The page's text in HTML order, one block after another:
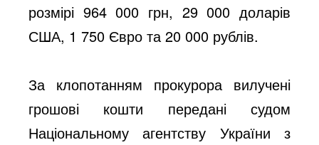
розмірі 964 000 грн, 29 000 доларів
США, 1 750 Євро та 20 000 рублів.
За клопотанням прокурора вилучені
грошові кошти передані судом
Національному агентству України з